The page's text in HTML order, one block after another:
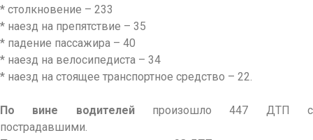
* столкновение – 233
* наезд на препятствие – 35
* падение пассажира – 40
* наезд на велосипедиста – 34
* наезд на стоящее транспортное средство – 22.
По вине водителей произошло
447 ДТП с
пострадавшими.